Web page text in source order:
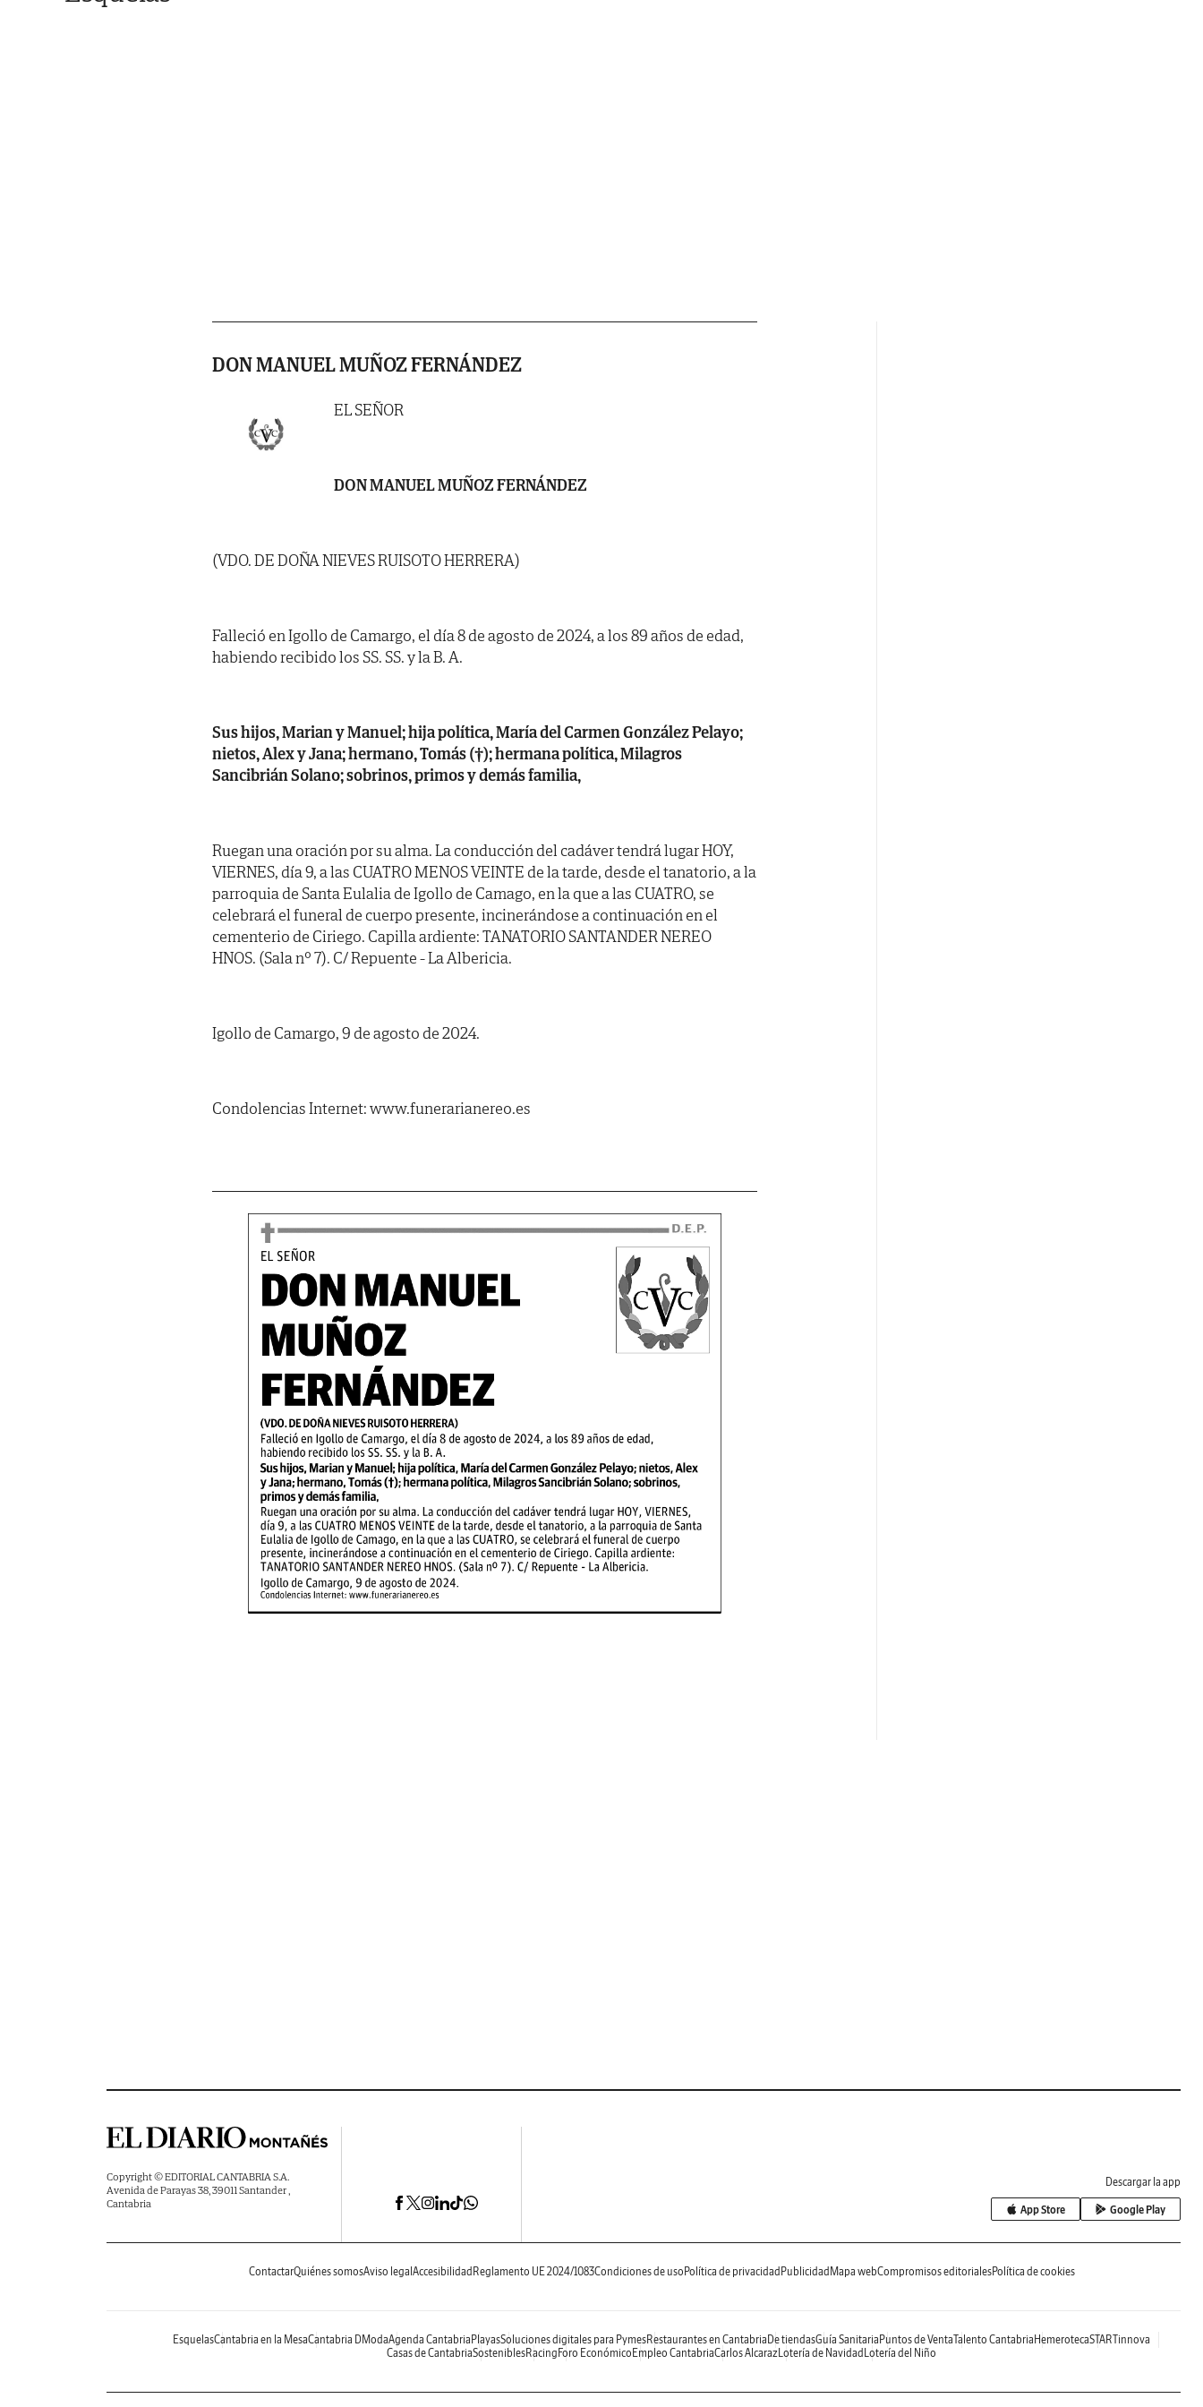
DON MANUEL MUÑOZ FERNÁNDEZ
EL SEÑOR
DON MANUEL MUÑOZ FERNÁNDEZ
(VDO. DE DOÑA NIEVES RUISOTO HERRERA)
Falleció en Igollo de Camargo, el día 8 de agosto de 2024, a los 89 años de edad,
habiendo recibido los SS. SS. y la B. A.
Sus hijos, Marian y Manuel; hija política, María del Carmen González Pelayo;
nietos, Alex y Jana; hermano, Tomás (†); hermana política, Milagros
Sancibrián Solano; sobrinos, primos y demás familia,
Ruegan una oración por su alma. La conducción del cadáver tendrá lugar HOY,
VIERNES, día 9, a las CUATRO MENOS VEINTE de la tarde, desde el tanatorio, a la
parroquia de Santa Eulalia de Igollo de Camago, en la que a las CUATRO, se
celebrará el funeral de cuerpo presente, incinerándose a continuación en el
cementerio de Ciriego. Capilla ardiente: TANATORIO SANTANDER NEREO
HNOS. (Sala nº 7). C/ Repuente - La Albericia.
Igollo de Camargo, 9 de agosto de 2024.
Condolencias Internet: www.funerarianereo.es
Copyright © EDITORIAL CANTABRIA S.A.
Avenida de Parayas 38, 39011 Santander ,
Cantabria
Descargar la app
App Store Google Play
ContactarQuiénes somosAviso legal Accesibilidad Reglamento UE 2024/1083Condiciones de uso Política de privacidad Publicidad Mapa webCompromisos editorialesPolítica de cookies
EsquelasCantabria en la MesaCantabria DModaAgenda Cantabria PlayasSoluciones digitales para PymesRestaurantes en Cantabria De tiendasGuía Sanitaria Puntos de VentaTalento Cantabria HemerotecaSTARTinnova
Casas de CantabriaSosteniblesRacing Foro Económico Empleo CantabriaCarlos AlcarazLotería de Navidad Lotería del Niño